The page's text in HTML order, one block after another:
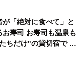
「絶対に食べて」と
寿司 お寿司も温泉も
ちだけ"の貸切宿で 1
温泉 絵島別庭 海と